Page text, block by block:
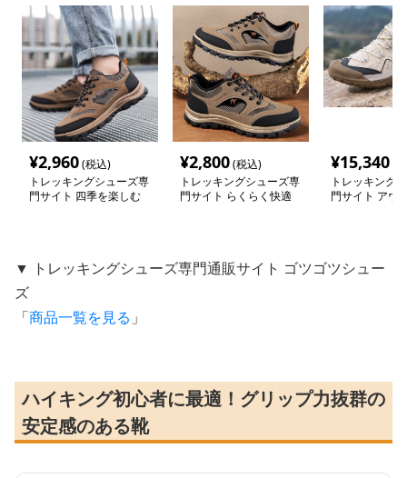
¥2,960(税込)
トレッキングシューズ専
門サイト 四季を楽しむ
¥2,800(税込)
トレッキングシューズ専
門サイト らくらく快適
¥15,340
トレッキング
門サイト アウ
▼ トレッキングシューズ専門通販サイト ゴツゴツシュー
ズ
「商品一覧を見る 」
ハイキング初心者に最適！グリップ力抜群の
安定感のある靴